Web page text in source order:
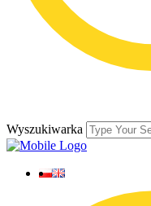
Wyszukiwarka